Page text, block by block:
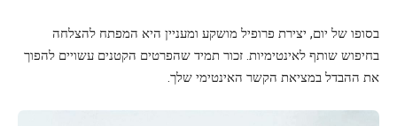
בסופו של יום, יצירת פרופיל מושקע ומעניין היא המפתח להצלחה
בחיפוש שותף לאינטימיות. זכור תמיד שהפרטים הקטנים עשויים להפוך
את ההבדל במציאת הקשר האינטימי שלך.